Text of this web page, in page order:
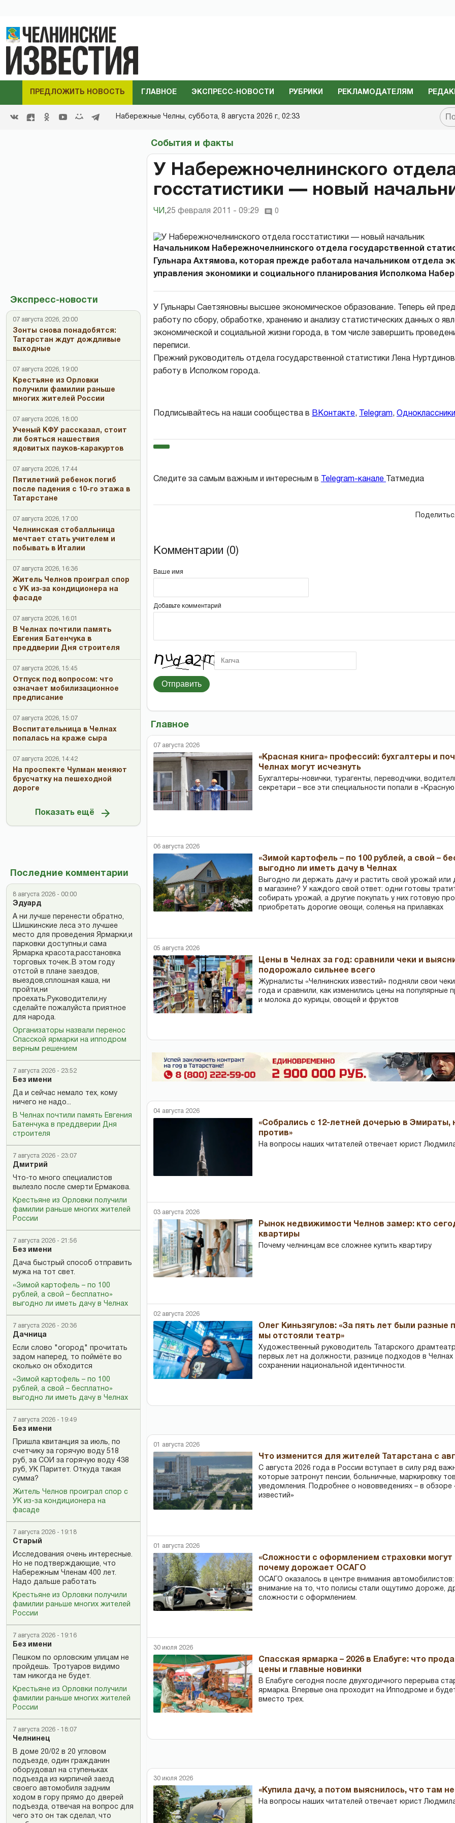
ПРЕДЛОЖИТЬ НОВОСТЬ ГЛАВНОЕ ЭКСПРЕСС-НОВОСТИ РУБРИКИ РЕКЛАМОДАТЕЛЯМ
Набережные Челны, суббота, 8 августа 2026 г., 02:33
Экспресс-новости
07 августа 2026, 20:00
Зонты снова понадобятся:
Татарстан ждут дождливые
выходные
07 августа 2026, 19:00
Крестьяне из Орловки
получили фамилии раньше
многих жителей России
07 августа 2026, 18:00
Ученый КФУ рассказал, стоит
ли бояться нашествия
ядовитых пауков-каракуртов
07 августа 2026, 17:44
Пятилетний ребенок погиб
после падения с 10-го этажа в
Татарстане
07 августа 2026, 17:00
Челнинская стобалльница
мечтает стать учителем и
побывать в Италии
07 августа 2026, 16:36
Житель Челнов проиграл спор
с УК из-за кондиционера на
фасаде
07 августа 2026, 16:01
В Челнах почтили память
Евгения Батенчука в
преддверии Дня строителя
07 августа 2026, 15:45
Отпуск под вопросом: что
означает мобилизационное
предписание
07 августа 2026, 15:07
Воспитательница в Челнах
попалась на краже сыра
07 августа 2026, 14:42
На проспекте Чулман меняют
брусчатку на пешеходной
дороге
Показать ещё
Последние комментарии
8 августа 2026 - 00:00
Эдуард
А ни лучше перенести обратно,
Шишкинские леса это лучшее
место для проведения Ярмарки,и
парковки доступны,и сама
Ярмарка красота,расстановка
торговых точек..В этом году
отстой в плане заездов,
выездов,сплошная каша, ни
пройти,ни
проехать.Руководители,ну
сделайте пожалуйста приятное
для народа.
Организаторы назвали перенос
Спасской ярмарки на ипподром
верным решением
7 августа 2026 - 23:52
Без имени
Да и сейчас немало тех, кому
ничего не надо...
В Челнах почтили память Евгения
Батенчука в преддверии Дня
строителя
7 августа 2026 - 23:07
Дмитрий
Что-то много специалистов
вылезло после смерти Ермакова.
Крестьяне из Орловки получили
фамилии раньше многих жителей
России
7 августа 2026 - 21:56
Без имени
Дача быстрый способ отправить
мужа на тот свет.
«Зимой картофель – по 100
рублей, а свой – бесплатно»
выгодно ли иметь дачу в Челнах
7 августа 2026 - 20:36
Дачница
Если слово "огород" прочитать
задом наперед, то поймёте во
сколько он обходится
«Зимой картофель – по 100
рублей, а свой – бесплатно»
выгодно ли иметь дачу в Челнах
7 августа 2026 - 19:49
Без имени
Пришла квитанция за июль, по
счетчику за горячую воду 518
руб, за СОИ за горячую воду 438
руб, УК Паритет. Откуда такая
сумма?
Житель Челнов проиграл спор с
УК из-за кондиционера на
фасаде
7 августа 2026 - 19:18
Старый
Исследования очень интересные.
Но не подтверждающие, что
Набережным Членам 400 лет.
Надо дальше работать
Крестьяне из Орловки получили
фамилии раньше многих жителей
России
7 августа 2026 - 19:16
Без имени
Пешком по орловским улицам не
пройдешь. Тротуаров видимо
там никогда не будет.
Крестьяне из Орловки получили
фамилии раньше многих жителей
России
7 августа 2026 - 18:07
Челнинец
В доме 20/02 в 20 угловом
подъезде, один гражданин
оборудовал на ступеньках
подъезда из кирпичей заезд
своего автомобиля задним
ходом в гору прямо до дверей
подъезда, отвечая на вопрос для
чего это он так сделал, что
События и факты
У Набережночелнинского
госстатистики — новый
ЧИ ,25 февраля 2011 - 09:29 0
Начальником Набережночелнинского отдела государственной
Гульнара Ахтямова, которая прежде работала начальником отдела
управления экономики и социального планирования Исполкома
У Гульнары Саетзяновны высшее экономическое образование. Теперь ей
работу по сбору, обработке, хранению и анализу статистических данных о
экономической и социальной жизни города, в том числе завершить
переписи.
Прежний руководитель отдела государственной статистики Лена
работу в Исполком города.
Подписывайтесь на наши сообщества в ВКонтакте, Telegram, Одноклассники
Следите за самым важным и интересным в Telegram-канале Татмедиа
Комментарии (0)
Ваше имя
Добавьте комментарий
Отправить
Главное
07 августа 2026
«Красная книга» профессий: бухгалтеры и
Челнах могут исчезнуть
Бухгалтеры-новички, тур­агенты, переводчики,
секретари – все эти специальности попали в
06 августа 2026
«Зимой картофель – по 100 рублей, а свой –
выгодно ли иметь дачу в Челнах
Выгодно ли держать дачу и растить свой урожай или
в магазине? У каждого свой ответ: одни готовы
собирать урожай, а другие покупать у них готовую
приобретать дорогие овощи, соленья на прилавках
05 августа 2026
Цены в Челнах за год: сравнили чеки и
подорожало сильнее всего
Журналисты «Челнинских известий» подняли свои
года и сравнили, как изменились цены на популярные
и молока до курицы, овощей и фруктов
04 августа 2026
«Собрались с 12-летней дочерью в
против»
На вопросы наших читателей отвечает юрист
03 августа 2026
Рынок недвижимости Челнов замер: кто
квартиры
Почему челнинцам все сложнее купить квартиру
02 августа 2026
Олег Киньзягулов: «За пять лет были разные
мы отстояли театр»
Художественный руководитель Татарского
первых лет на должности, разнице подходов в Челнах
сохранении национальной идентичности.
01 августа 2026
Что изменится для жителей Татарстана с
С августа 2026 года в России вступает в силу ряд
которые затронут пенсии, больничные, маркировку
уведомления. Подробнее о нововведениях – в обзоре
известий»
01 августа 2026
«Сложности с оформлением страховки могут
почему дорожает ОСАГО
ОСАГО оказалось в центре внимания
внимание на то, что полисы стали ощутимо дороже,
сложности с оформлением.
30 июля 2026
Спасская ярмарка – 2026 в Елабуге: что
цены и главные новинки
В Елабуге сегодня после двухгодичного перерыва
ярмарка. Впервые она проходит на Ипподроме и
вместо трех.
30 июля 2026
«Купила дачу, а потом выяснилось, что там
На вопросы наших читателей отвечает юрист